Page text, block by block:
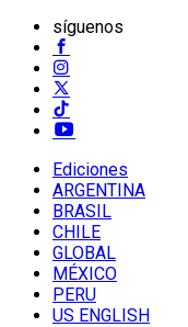
síguenos
Ediciones
ARGENTINA
BRASIL
CHILE
GLOBAL
MÉXICO
PERU
US ENGLISH